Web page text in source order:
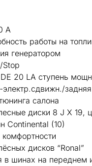
A
работы на
генератором
Stop
20 LA ступень
электр.сдвижн./
салона
диски 8 J X 19,
Continental (10)
дисков “Ronal”
в шинах на переднем